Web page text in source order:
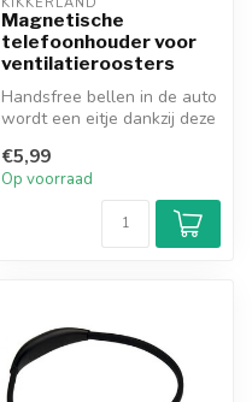
Magnetische
telefoonhouder voor
ventilatieroosters
Handsfree bellen in de auto
wordt een eitje dankzij deze
€5,99
Op voorraad